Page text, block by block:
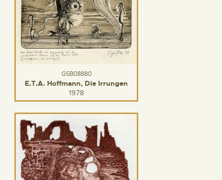
GSB08880
E.T.A. Hoffmann, Die Irrungen
1978